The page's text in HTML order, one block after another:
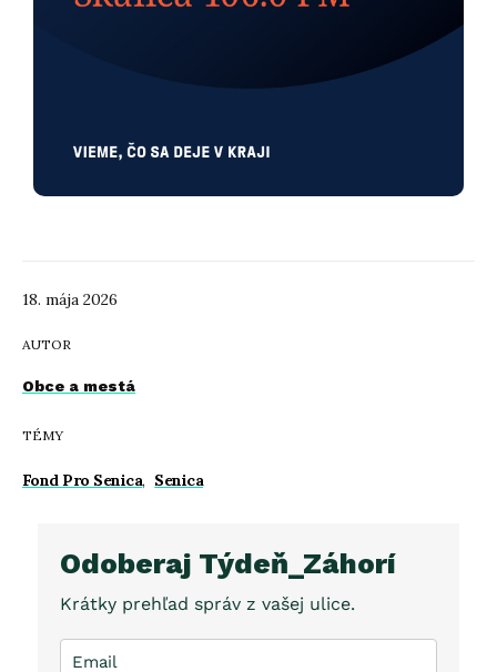
18. mája 2026
AUTOR
Obce a mestá
TÉMY
Fond Pro Senica, Senica
Odoberaj Týdeň_Záhorí
Krátky prehľad správ z vašej ulice.